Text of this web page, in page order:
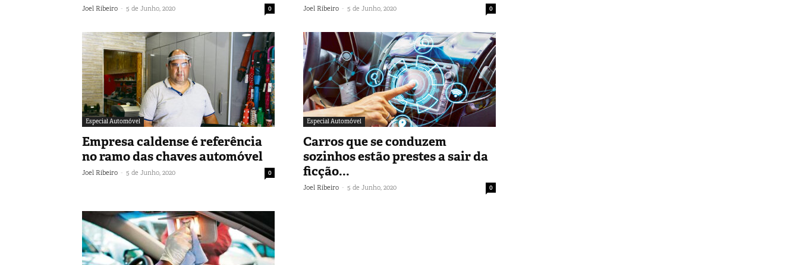
Joel Ribeiro - 5 de Junho, 2020 0 Joel Ribeiro - 5 de Junho, 2020 0
Especial Automóvel
Empresa caldense é referência
no ramo das chaves automóvel
Joel Ribeiro - 5 de Junho, 2020 0
Especial Automóvel
Carros que se conduzem
sozinhos estão prestes a sair da
ficção...
Joel Ribeiro - 5 de Junho, 2020 0